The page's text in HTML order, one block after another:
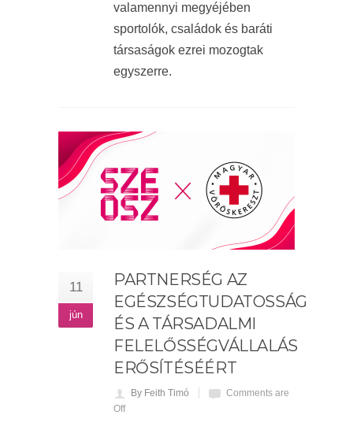
valamennyi megyéjében
sportolók, családok és baráti
társaságok ezrei mozogtak
egyszerre.
11
jún
PARTNERSÉG AZ
EGÉSZSÉGTUDATOSSÁG
ÉS A TÁRSADALMI
FELELŐSSÉGVÁLLALÁS
ERŐSÍTÉSÉÉRT
By Feith Timó
Comments are
Off